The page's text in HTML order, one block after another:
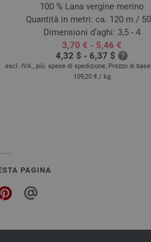
100 % Lana vergine merino
Quantità in metri: ca. 120 m /
Dimensioni d’aghi: 3,5 - 4
3,70 € - 5,46 €
4,32 $ - 6,37 $
escl. IVA., più. spese di spedizione, Prezzo di base:
109,20 € / kg
PAGINA